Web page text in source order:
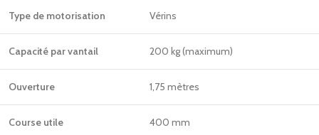
Type de motorisation Vérins
Capacité par vantail 200 kg (maximum)
Ouverture 1,75 mètres
Course utile 400 mm